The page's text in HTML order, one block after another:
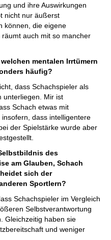
und ihre Auswirkungen
nicht nur äußerst
können, die eigene
auch mit so mancher
mentalen Irrtümern
häufig?
dass Schachspieler als
unterliegen. Mir ist
Schach etwas mit
dass intelligentere
der Spielstärke wurde aber
des
am Glauben, Schach
sich der
Sportlern?
Schachspieler im Vergleich
Selbstverantwortung
Gleichzeitig haben sie
und weniger